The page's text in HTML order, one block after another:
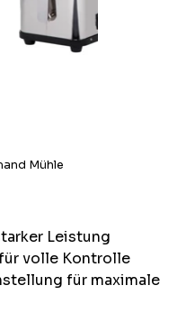
Mühle
Leistung
volle Kontrolle
für maximale